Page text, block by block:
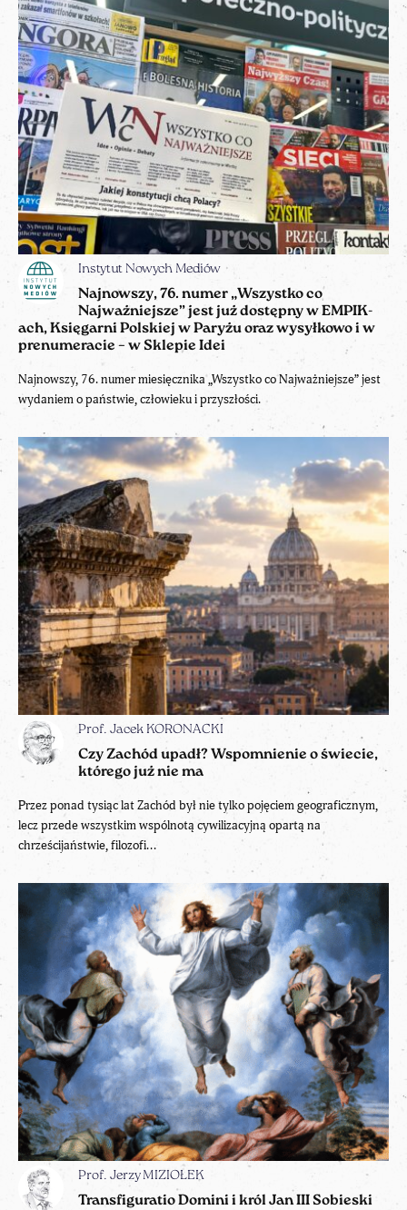
Instytut Nowych Mediów
Najnowszy, 76. numer „Wszystko co
Najważniejsze” jest już dostępny w EMPIK-
ach, Księgarni Polskiej w Paryżu oraz wysyłkowo i w
prenumeracie – w Sklepie Idei
Najnowszy, 76. numer miesięcznika „Wszystko co Najważniejsze” jest
wydaniem o państwie, człowieku i przyszłości.
Prof. Jacek KORONACKI
Czy Zachód upadł? Wspomnienie o świecie,
którego już nie ma
Przez ponad tysiąc lat Zachód był nie tylko pojęciem geograficznym,
lecz przede wszystkim wspólnotą cywilizacyjną opartą na
chrześcijaństwie, filozofi...
Prof. Jerzy MIZIOŁEK
Transfiguratio Domini i król Jan III Sobieski